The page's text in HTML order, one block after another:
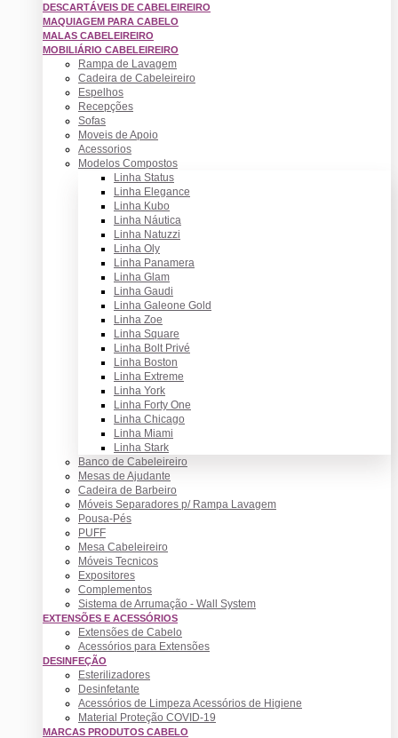
DESCARTÁVEIS DE CABELEIREIRO
MAQUIAGEM PARA CABELO
MALAS CABELEIREIRO
MOBILIÁRIO CABELEIREIRO
Rampa de Lavagem
Cadeira de Cabeleireiro
Espelhos
Recepções
Sofas
Moveis de Apoio
Acessorios
Modelos Compostos
Linha Status
Linha Elegance
Linha Kubo
Linha Náutica
Linha Natuzzi
Linha Oly
Linha Panamera
Linha Glam
Linha Gaudi
Linha Galeone Gold
Linha Zoe
Linha Square
Linha Bolt Privé
Linha Boston
Linha Extreme
Linha York
Linha Forty One
Linha Chicago
Linha Miami
Linha Stark
Banco de Cabeleireiro
Mesas de Ajudante
Cadeira de Barbeiro
Móveis Separadores p/ Rampa Lavagem
Pousa-Pés
PUFF
Mesa Cabeleireiro
Móveis Tecnicos
Expositores
Complementos
Sistema de Arrumação - Wall System
EXTENSÕES E ACESSÓRIOS
Extensões de Cabelo
Acessórios para Extensões
DESINFEÇÃO
Esterilizadores
Desinfetante
Acessórios de Limpeza Acessórios de Higiene
Material Proteção COVID-19
MARCAS PRODUTOS CABELO